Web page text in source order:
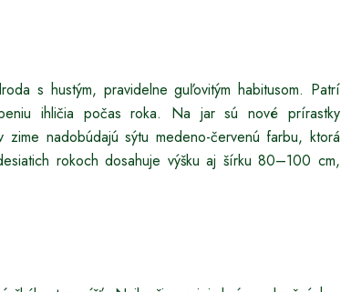
s hustým, pravidelne guľovitým habitusom. Patrí
ihličia počas roka. Na jar sú nové prírastky
nadobúdajú sýtu medeno-červenú farbu, ktorá
rokoch dosahuje výšku aj šírku 80–100 cm,